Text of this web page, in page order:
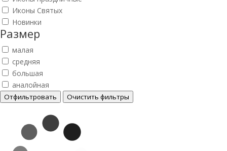
Иконы Святых
Новинки
Размер
малая
средняя
большая
аналойная
Отфильтровать Очистить фильтры